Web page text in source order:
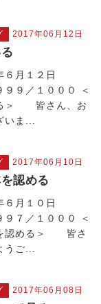
2017年06月12日
６月１２日
９／１０００ ＜
＞ 皆さん、お
いま...
2017年06月10日
認める
６月１０日
７／１０００ ＜
認める＞ 皆さ
うご...
2017年06月08日